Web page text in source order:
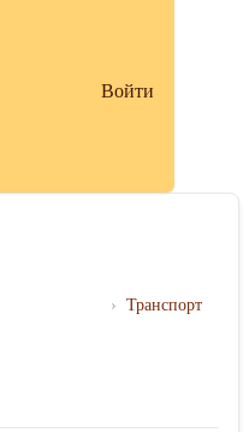
Войти
› Транспорт